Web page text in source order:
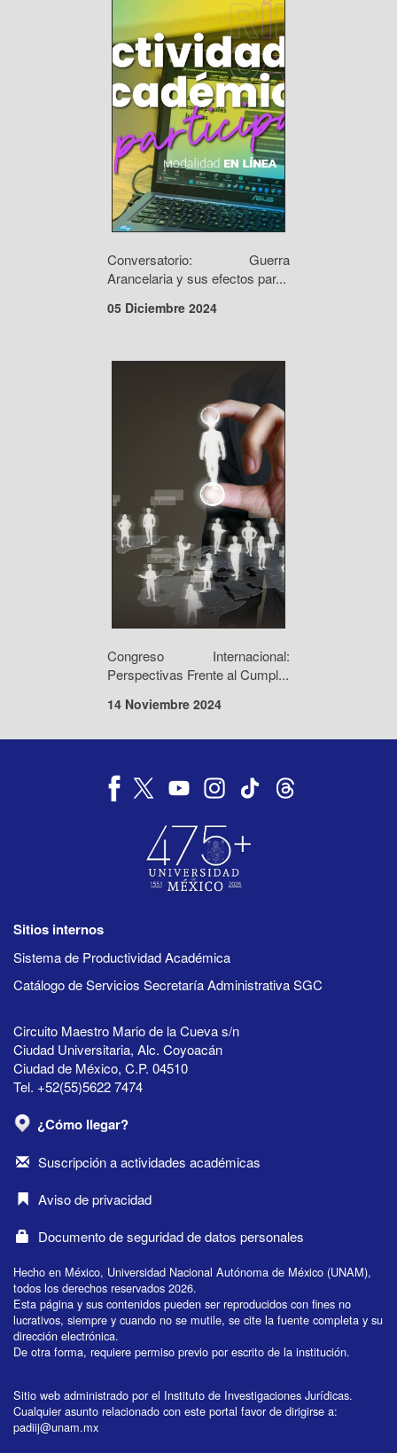
Conversatorio: Guerra
Arancelaria y sus efectos par...
05 Diciembre 2024
Congreso Internacional:
Perspectivas Frente al Cumpl...
14 Noviembre 2024
Sitios internos
Sistema de Productividad Académica
Catálogo de Servicios Secretaría Administrativa SGC
Circuito Maestro Mario de la Cueva s/n
Ciudad Universitaria, Alc. Coyoacán
Ciudad de México, C.P. 04510
Tel. +52(55)5622 7474
¿Cómo llegar?
Suscripción a actividades académicas
Aviso de privacidad
Documento de seguridad de datos personales
Hecho en México, Universidad Nacional Autónoma de México (UNAM),
todos los derechos reservados 2026.
Esta página y sus contenidos pueden ser reproducidos con fines no
lucrativos, siempre y cuando no se mutile, se cite la fuente completa y su
dirección electrónica.
De otra forma, requiere permiso previo por escrito de la institución.
Sitio web administrado por el Instituto de Investigaciones Jurídicas.
Cualquier asunto relacionado con este portal favor de dirigirse a:
padiij@unam.mx